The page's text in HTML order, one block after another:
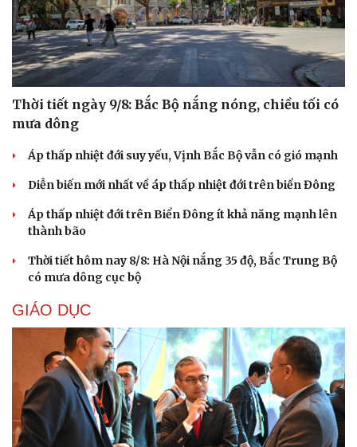
Cải chính
Thời tiết ngày 9/8: Bắc Bộ nắng nóng, chiều tối có
mưa dông
Áp thấp nhiệt đới suy yếu, Vịnh Bắc Bộ vẫn có gió mạnh
Diễn biến mới nhất về áp thấp nhiệt đới trên biển Đông
Áp thấp nhiệt đới trên Biển Đông ít khả năng mạnh lên
thành bão
Thời tiết hôm nay 8/8: Hà Nội nắng 35 độ, Bắc Trung Bộ
có mưa dông cục bộ
GIÁO DỤC